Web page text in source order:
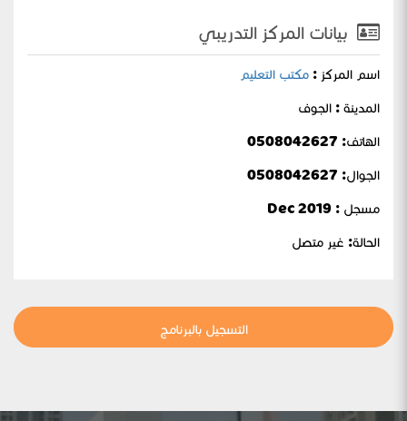
بيانات المركز التدريبي
اسم المركز : مكتب التعليم
المدينة : الجوف
الهاتف: 0508042627
الجوال:
مسجل : Dec 2019
الحالة: غير متصل
التسجيل بالبرنامج